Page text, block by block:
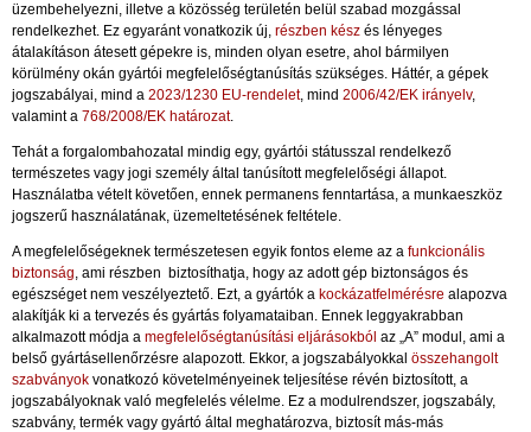
üzembehelyezni, illetve a közösség területén belül szabad mozgással
rendelkezhet. Ez egyaránt vonatkozik új, részben kész és lényeges
átalakításon átesett gépekre is, minden olyan esetre, ahol bármilyen
körülmény okán gyártói megfelelőségtanúsítás szükséges. Háttér, a gépek
jogszabályai, mind a 2023/1230 EU-rendelet, mind 2006/42/EK irányelv,
valamint a 768/2008/EK határozat.
Tehát a forgalombahozatal mindig egy, gyártói státusszal rendelkező
természetes vagy jogi személy által tanúsított megfelelőségi állapot.
Használatba vételt követően, ennek permanens fenntartása, a munkaeszköz
jogszerű használatának, üzemeltetésének feltétele.
A megfelelőségeknek természetesen egyik fontos eleme az a funkcionális
biztonság, ami részben biztosíthatja, hogy az adott gép biztonságos és
egészséget nem veszélyeztető. Ezt, a gyártók a kockázatfelmérésre alapozva
alakítják ki a tervezés és gyártás folyamataiban. Ennek leggyakrabban
alkalmazott módja a megfelelőségtanúsítási eljárásokból az „A” modul, ami a
belső gyártásellenőrzésre alapozott. Ekkor, a jogszabályokkal összehangolt
szabványok vonatkozó követelményeinek teljesítése révén biztosított, a
jogszabályoknak való megfelelés vélelme. Ez a modulrendszer, jogszabály,
szabvány, termék vagy gyártó által meghatározva, biztosít más-más